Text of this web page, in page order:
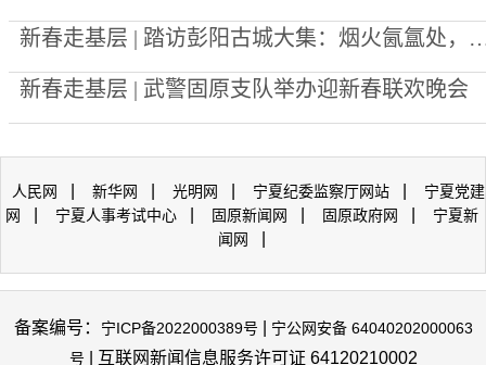
新春走基层 | 踏访彭阳古城大集：烟
新春走基层 | 武警固原支队举办迎新春联欢晚会
人民网 新华网 光明网 宁夏纪委监察厅网站
宁夏党建
网
宁夏人事考试中心 固原新闻网 固原政府网
宁夏新
闻网
备案编号： 宁ICP备2022000389号
宁公网安备 64040202000063
号 | 互联网新闻信息服务许可证 64120210002